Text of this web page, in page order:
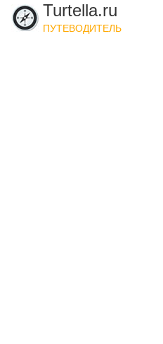
Turtella.ru
ПУТЕВОДИТЕЛЬ